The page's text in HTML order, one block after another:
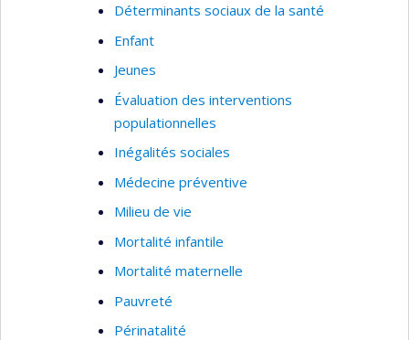
Déterminants sociaux de la santé
Enfant
Jeunes
Évaluation des interventions
populationnelles
Inégalités sociales
Médecine préventive
Milieu de vie
Mortalité infantile
Mortalité maternelle
Pauvreté
Périnatalité